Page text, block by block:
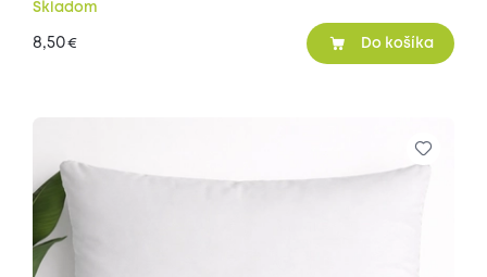
Skladom
8,50€ Do košíka